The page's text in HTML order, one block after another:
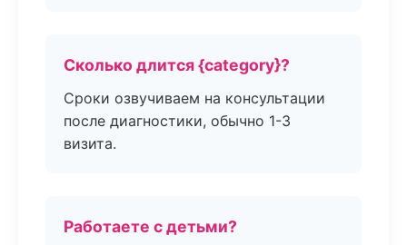
Сколько длится {category}?
Сроки озвучиваем на консультации
после диагностики, обычно 1-3
визита.
Работаете с детьми?